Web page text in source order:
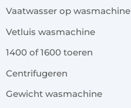
Vaatwasser op wasmachine
Vetluis wasmachine
1400 of 1600 toeren
Centrifugeren
Gewicht wasmachine